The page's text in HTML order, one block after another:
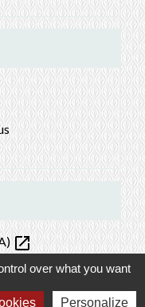
open_in_new
over what you want
Personalize